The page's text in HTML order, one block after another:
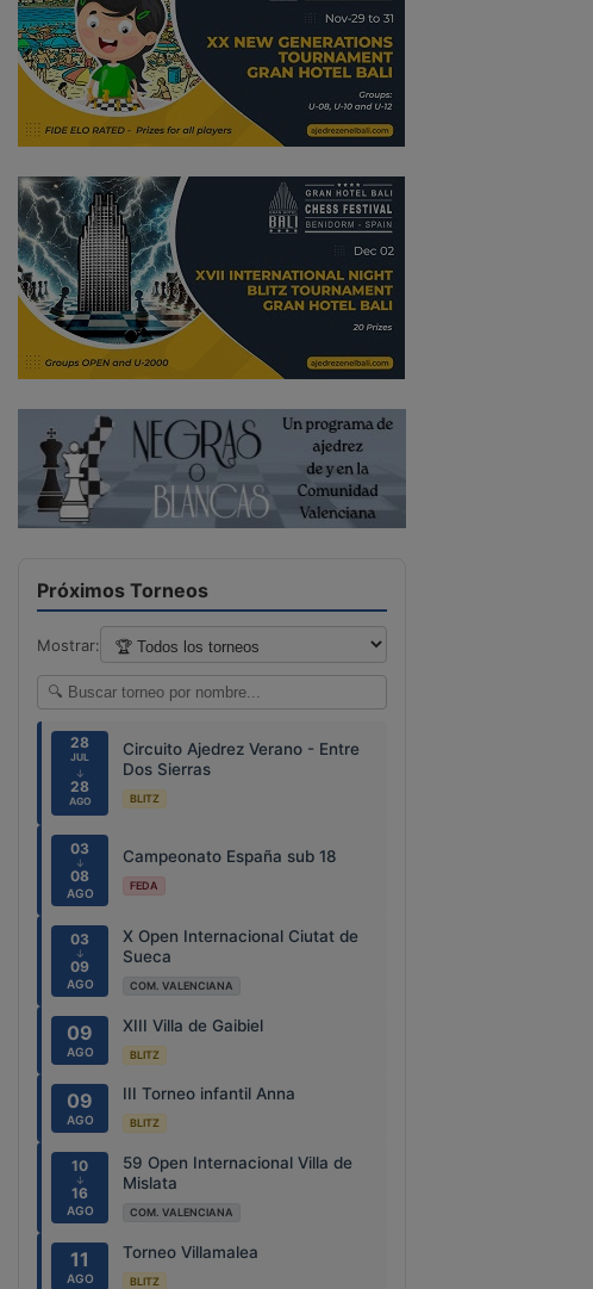
Próximos Torneos
Mostrar:
28
JUL
↓
28
AGO
Circuito Ajedrez Verano - Entre
Dos Sierras
BLITZ
03
↓
08
AGO
Campeonato España sub 18
FEDA
03
↓
09
AGO
X Open Internacional Ciutat de
Sueca
COM. VALENCIANA
09
AGO
XIII Villa de Gaibiel
BLITZ
09
AGO
III Torneo infantil Anna
BLITZ
10
↓
16
AGO
59 Open Internacional Villa de
Mislata
COM. VALENCIANA
11
AGO
Torneo Villamalea
BLITZ